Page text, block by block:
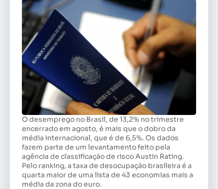
O desemprego no Brasil, de 13,2% no trimestre
encerrado em agosto, é mais que o dobro da
média internacional, que é de 6,5%. Os dados
fazem parte de um levantamento feito pela
agência de classificação de risco Austin Rating.
Pelo ranking, a taxa de desocupação brasileira é a
quarta maior de uma lista de 43 economias mais a
média da zona do euro.